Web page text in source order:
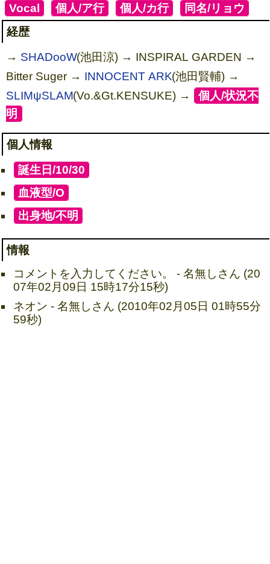
[Vocal [個人/ア行] [個人/カ行] 同名/リョウ
経歴
→ SHADooW(池田涼) → INSPIRAL GARDEN →
Bitter Suger → INNOCENT ARK(池田賢輔) →
SLIMψSLAM(Vo.&Gt.KENSUKE) → [個人/状況不
明
個人情報
[誕生日/10/30
血液型/O
出身地/不明
情報
コメントを入力してください。 - 名無しさん (20
07年02月09日 15時17分15秒)
ネオン - 名無しさん (2010年02月05日 01時55分
59秒)